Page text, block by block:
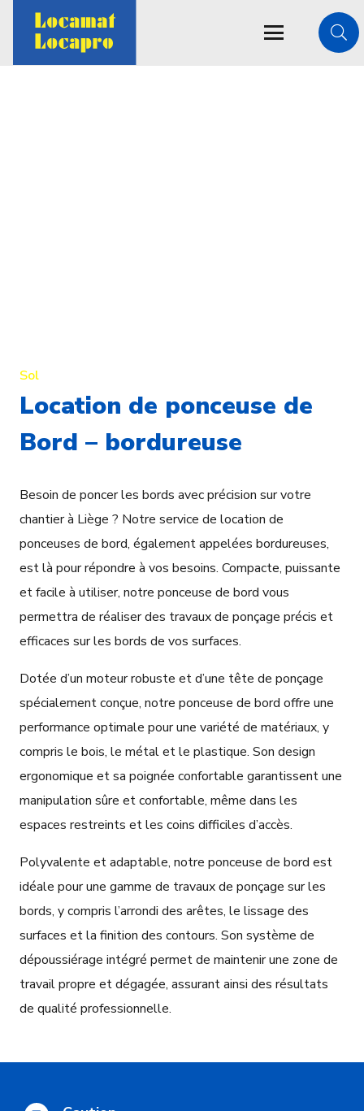
Sol
Location de ponceuse de
Bord – bordureuse
Besoin de poncer les bords avec précision sur votre
chantier à Liège ? Notre service de location de
ponceuses de bord, également appelées bordureuses,
est là pour répondre à vos besoins. Compacte, puissante
et facile à utiliser, notre ponceuse de bord vous
permettra de réaliser des travaux de ponçage précis et
efficaces sur les bords de vos surfaces.
Dotée d’un moteur robuste et d’une tête de ponçage
spécialement conçue, notre ponceuse de bord offre une
performance optimale pour une variété de matériaux, y
compris le bois, le métal et le plastique. Son design
ergonomique et sa poignée confortable garantissent une
manipulation sûre et confortable, même dans les
espaces restreints et les coins difficiles d’accès.
Polyvalente et adaptable, notre ponceuse de bord est
idéale pour une gamme de travaux de ponçage sur les
bords, y compris l’arrondi des arêtes, le lissage des
surfaces et la finition des contours. Son système de
dépoussiérage intégré permet de maintenir une zone de
travail propre et dégagée, assurant ainsi des résultats
de qualité professionnelle.